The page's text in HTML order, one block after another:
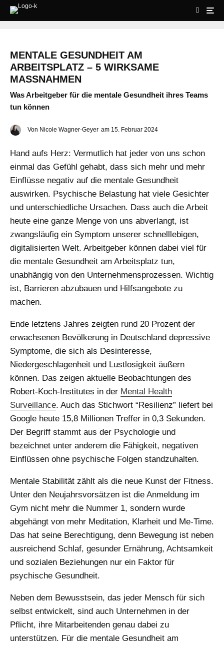
MENTALE GESUNDHEIT AM
ARBEITSPLATZ – 5 WIRKSAME
MASSNAHMEN
Was Arbeitgeber für die mentale Gesundheit ihres Teams
tun können
Von Nicole Wagner-Geyer am 15. Februar 2024
Hand aufs Herz: Vermutlich hat jeder von uns schon
einmal das Gefühl gehabt, dass sich mehr und mehr
Einflüsse negativ auf die mentale Gesundheit
auswirken. Psychische Belastung hat viele Gesichter
und unterschiedliche Ursachen. Dass auch die Arbeit
heute eine ganze Menge von uns abverlangt, ist
zwangsläufig ein Symptom unserer schnelllebigen,
digitalisierten Welt. Arbeitgeber können dabei viel für
die mentale Gesundheit am Arbeitsplatz tun,
unabhängig von den Unternehmensprozessen. Wichtig
ist, Barrieren abzubauen und Hilfsangebote zu
machen.
Ende letztens Jahres zeigten rund 20 Prozent der
erwachsenen Bevölkerung in Deutschland depressive
Symptome, die sich als Desinteresse,
Niedergeschlagenheit und Lustlosigkeit äußern
können. Das zeigen aktuelle Beobachtungen des
Robert-Koch-Institutes in der Mental Health
Surveillance. Auch das Stichwort “Resilienz” liefert bei
Google heute 15,8 Millionen Treffer in 0,3 Sekunden.
Der Begriff stammt aus der Psychologie und
bezeichnet unter anderem die Fähigkeit, negativen
Einflüssen ohne psychische Folgen standzuhalten.
Mentale Stabilität zählt als die neue Kunst der Fitness.
Unter den Neujahrsvorsätzen ist die Anmeldung im
Gym nicht mehr die Nummer 1, sondern wurde
abgehängt von mehr Meditation, Klarheit und Me-Time.
Das hat seine Berechtigung, denn Bewegung ist neben
ausreichend Schlaf, gesunder Ernährung, Achtsamkeit
und sozialen Beziehungen nur ein Faktor für
psychische Gesundheit.
Neben dem Bewusstsein, das jeder Mensch für sich
selbst entwickelt, sind auch Unternehmen in der
Pflicht, ihre Mitarbeitenden genau dabei zu
unterstützen. Für die mentale Gesundheit am